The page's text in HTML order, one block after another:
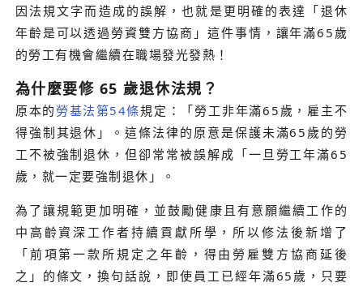
因法規文字而造成的誤解，也就是更明確的表達「退休
年齡是可以透過勞資雙方協商」這件事情，讓年滿65歲
的勞工有機會繼續在職場發光發熱！
為什麼要修 65 歲退休法規？
原本的 勞基法第54條規定：「勞工非年滿65歲，雇主不
得強制其退休」。這條法律的原意是保護未滿65歲的勞
工不被強制退休，但卻常常被誤解成「一旦勞工年滿65
歲，就一定要強制退休」。
為了讓規範更加明確，並鼓勵健康且有意願繼續工作的
中高齡資深工作者持續貢獻所學，所以修法後新增了
「前項第一款所規定之年齡，得由勞雇雙方協商延後
之」的條文，換句話說，即使員工已經年滿65歲，只要